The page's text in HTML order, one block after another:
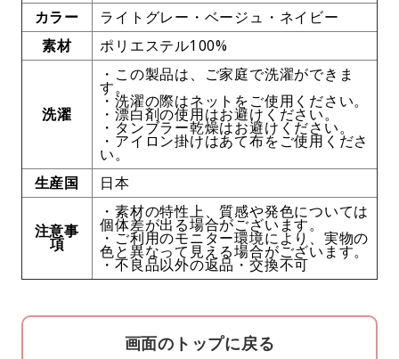
カラー
ライトグレー・ベージュ・ネイビー
素材
ポリエステル100%
洗濯
・この製品は、ご家庭で洗濯ができま
す。
・洗濯の際はネットをご使用ください。
・漂白剤の使用はお避けください。
・タンブラー乾燥はお避けください。
・アイロン掛けはあて布をご使用くださ
い。
生産国
日本
注意事
項
・素材の特性上、質感や発色については
個体差が出る場合がございます。
・ご利用のモニター環境により、実物の
色と異なって見える場合がございます。
・不良品以外の返品・交換不可
画面のトップに戻る